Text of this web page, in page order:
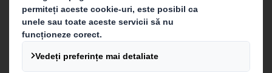
Ce facem
Soluții de ambalare